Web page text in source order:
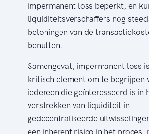
impermanent loss beperkt, en
liquiditeitsverschaffers nog
beloningen van de
benutten.
Samengevat, impermanent loss
kritisch element om te begrijpen
iedereen die geïnteresseerd is in
verstrekken van liquiditeit in
gedecentraliseerde
een inherent risico in het proces,